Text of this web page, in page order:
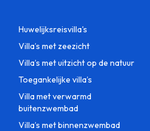
Huwelijksreisvilla's
Villa’s met zeezicht
Villa’s met uitzicht op de natuur
Toegankelijke villa’s
Villa met verwarmd
buitenzwembad
Villa’s met binnenzwembad